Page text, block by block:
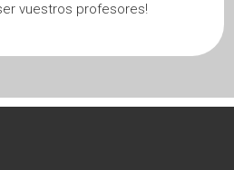
vuestros profesores!